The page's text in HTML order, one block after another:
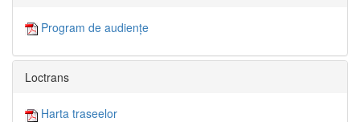
Program de audiențe
Loctrans
Harta traseelor